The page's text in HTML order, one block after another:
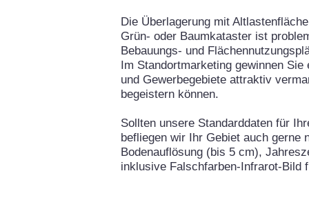
Die Überlagerung mit
Grün- oder Baumkataster ist
Bebauungs- und
Im Standortmarketing gewinnen
und Gewerbegebiete attraktiv
begeistern können.
Sollten unsere Standarddaten für
befliegen wir Ihr Gebiet auch gerne
Bodenauflösung (bis 5 cm),
inklusive Falschfarben-Infrarot-Bild